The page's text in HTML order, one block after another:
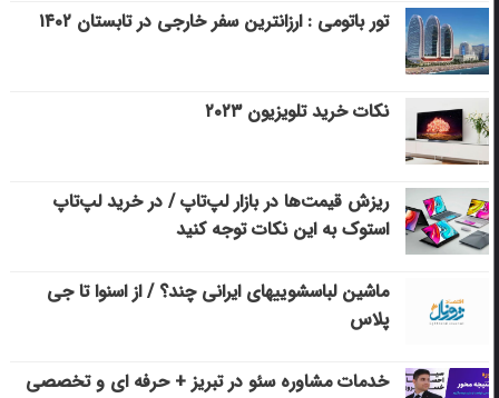
تور باتومی : ارزانترین سفر خارجی در تابستان ۱۴۰۲
نکات خرید تلویزیون ۲۰۲۳
ریزش قیمت‌ها در بازار لپ‌تاپ / در خرید لپ‌تاپ
استوک به این نکات توجه کنید
ماشین لباسشویی‎های ایرانی چند؟ / از اسنوا تا جی
پلاس
خدمات مشاوره سئو در تبریز + حرفه ای و تخصصی